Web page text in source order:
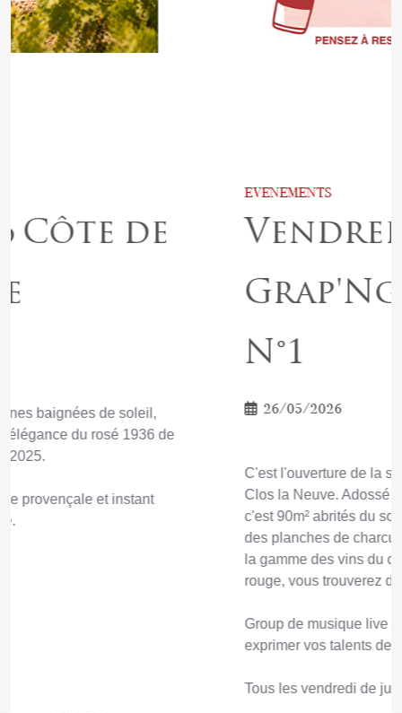
Vendredi 29 mai :
Grap'Ngroove
26/05/2026
C'est l'ouverture de la saison de la terrasse d'été du
Clos la Neuve. Adossé à la cave, cernée de vignes,
c'est 90m² abrités du soleil où vous pouvez déguster
des planches de charcuterie accompagnées de toute
la gamme des vins du domaine. Rosé, blanc ou
rouge, vous trouverez de quoi satisfaire vos papilles.
Group de musique live ou dj, vous pourrez aussi
exprimer vos talents de danseurs !
Tous les vendredi de juin et jeudi du mois de juillet.